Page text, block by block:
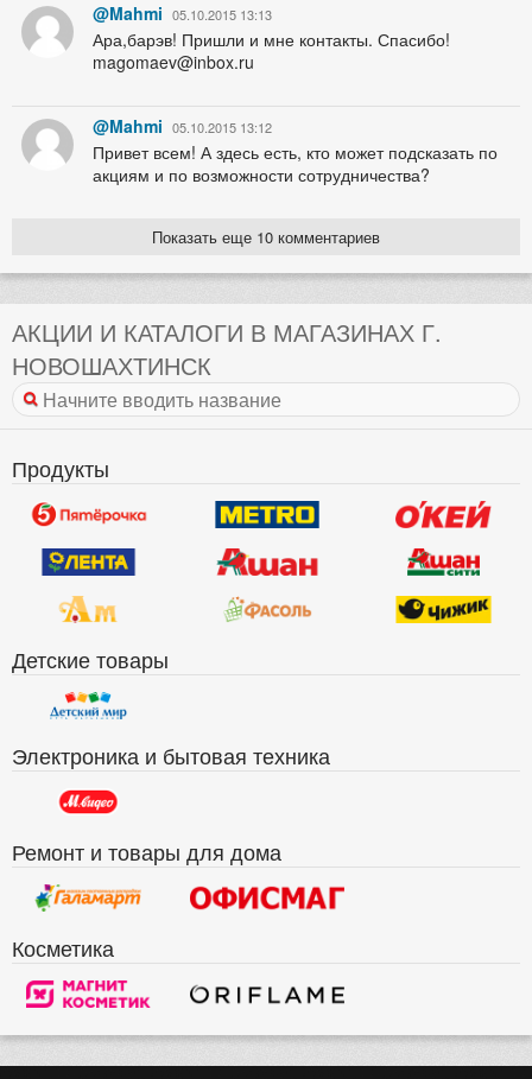
@Mahmi 05.10.2015 13:13
Ара,барэв! Пришли и мне контакты. Спасибо!
magomaev@inbox.ru
@Mahmi 05.10.2015 13:12
Привет всем! А здесь есть, кто может подсказать по
акциям и по возможности сотрудничества?
Показать еще 10 комментариев
АКЦИИ И КАТАЛОГИ В МАГАЗИНАХ Г.
НОВОШАХТИНСК
Продукты
Детские товары
Электроника и бытовая техника
Ремонт и товары для дома
Косметика